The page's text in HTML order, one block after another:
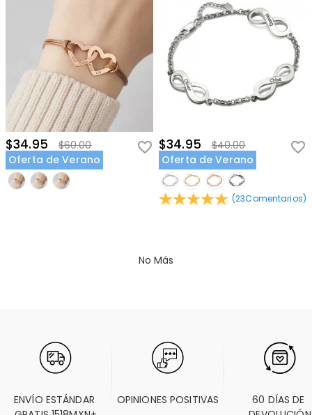
$34.95
$60.00
Oferta de Verano
$34.95
$40.00
Oferta de Verano
(23Comentarios)
No Más
ENVÍO ESTÁNDAR
OPINIONES POSITIVAS
60 DÍAS DE